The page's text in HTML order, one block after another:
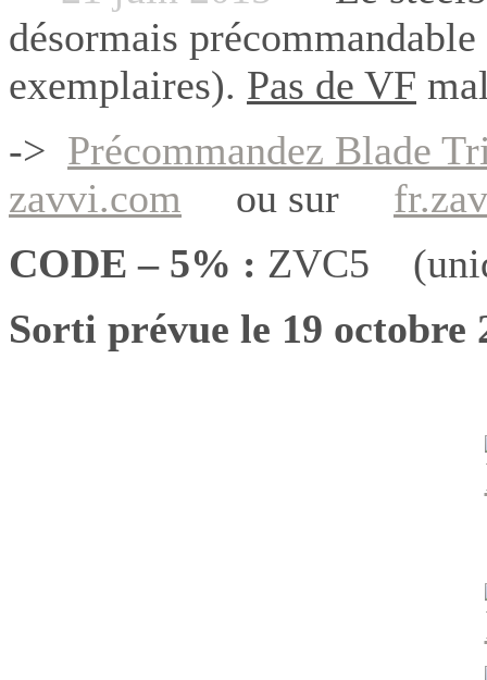
désormais
exemplaires). Pas de VF
-> Précommandez Blade
zavvi.com ou sur
CODE – 5% : ZVC5
Sorti prévue le 19 octobre